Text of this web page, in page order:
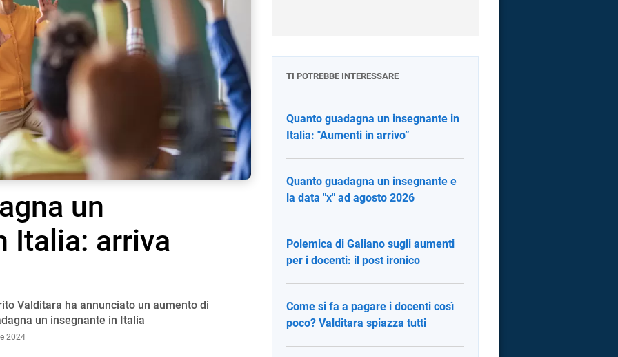
un
Italia: arriva
Valditara ha annunciato un aumento di
un insegnante in Italia
2024
TI POTREBBE INTERESSARE
Quanto guadagna un insegnante in
Italia: "Aumenti in arrivo”
Quanto guadagna un insegnante e
la data "x" ad agosto 2026
Polemica di Galiano sugli aumenti
per i docenti: il post ironico
Come si fa a pagare i docenti così
poco? Valditara spiazza tutti